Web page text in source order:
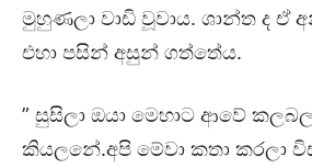
මුහුණලා වාඩි වූවාය. ශාන්ත ද ඒ
එහා පසින් අසුන් ගත්තේය.
” සුසිලා ඔයා මෙහාට ආවේ
කියලනේ.අපි මේවා කතා කරලා